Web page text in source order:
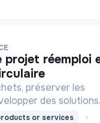
préserver les
des solutions
dans le Bâtiment.
or services